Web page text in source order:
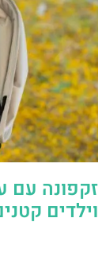
זקפונה עם
וילדים